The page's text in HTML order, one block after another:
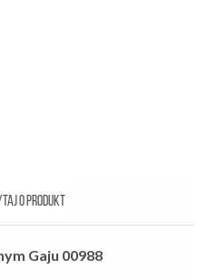
O PRODUKT
Gaju 00988